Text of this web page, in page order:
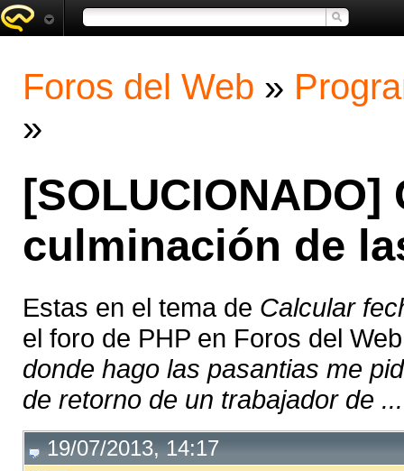
Foros del Web »
»
culminación de
Estas en el tema de Calcular
el foro de PHP en Foros del
donde hago las pasantias me
de retorno de un trabajador de ...
19/07/2013, 14:17